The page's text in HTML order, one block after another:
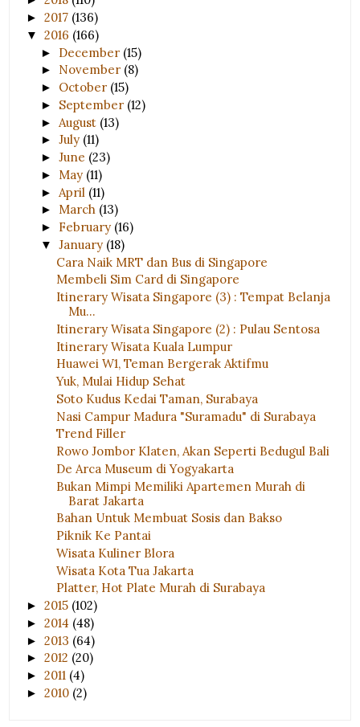
►2017 (136)
▼2016 (166)
► December (15)
► November (8)
► October (15)
► September (12)
► August (13)
►July (11)
►June (23)
► May (11)
► April (11)
► March (13)
► February (16)
▼January (18)
Cara Naik MRT dan Bus di Singapore
Membeli Sim Card di Singapore
Itinerary Wisata Singapore (3) : Tempat Belanja
Mu...
Itinerary Wisata Singapore (2) : Pulau Sentosa
Itinerary Wisata Kuala Lumpur
Huawei W1, Teman Bergerak Aktifmu
Yuk, Mulai Hidup Sehat
Soto Kudus Kedai Taman, Surabaya
Nasi Campur Madura "Suramadu" di Surabaya
Trend Filler
Rowo Jombor Klaten, Akan Seperti Bedugul Bali
De Arca Museum di Yogyakarta
Bukan Mimpi Memiliki Apartemen Murah di
Barat Jakarta
Bahan Untuk Membuat Sosis dan Bakso
Piknik Ke Pantai
Wisata Kuliner Blora
Wisata Kota Tua Jakarta
Platter, Hot Plate Murah di Surabaya
►2015 (102)
►2014 (48)
►2013 (64)
►2012 (20)
►2011 (4)
►2010 (2)